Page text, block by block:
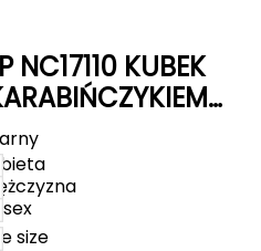
KUBEK
CZARNY
size